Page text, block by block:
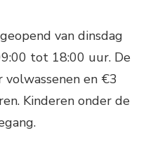
van dinsdag
tot 18:00 uur. De
en €3
Kinderen onder de